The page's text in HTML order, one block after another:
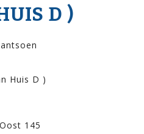
D )
Huis D )
145